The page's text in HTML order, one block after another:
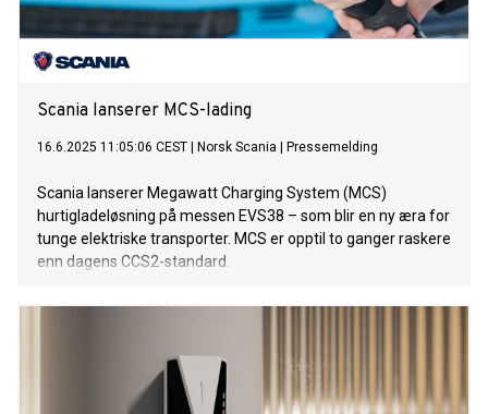
Scania lanserer MCS-lading
16.6.2025 11:05:06 CEST Norsk Scania Pressemelding
Scania lanserer Megawatt Charging System (MCS)
hurtigladeløsning på messen EVS38 – som blir en ny æra for
tunge elektriske transporter. MCS er opptil to ganger raskere
enn dagens CCS2-standard.